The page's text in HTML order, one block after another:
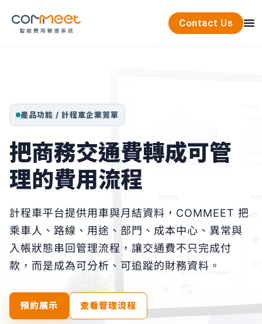
Contact Us
產品功能 / 計程車企業簽單
把商務交通費轉成可管
理的費用流程
計程車平台提供用車與月結資料，COMMEET 把
乘車人、路線、用途、部門、成本中心、異常與
入帳狀態串回管理流程，讓交通費不只完成付
款，而是成為可分析、可追蹤的財務資料。
預約展示 查看管理流程